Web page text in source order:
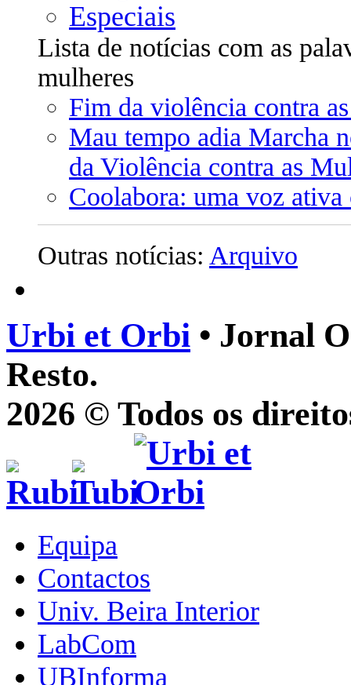
Especiais
Lista de notícias com as
mulheres
Fim da violência contra
Mau tempo adia Marcha
da Violência contra as
Coolabora: uma voz
Outras notícias: Arquivo
Urbi et Orbi • Jornal
Resto.
2026 © Todos os
Equipa
Contactos
Univ. Beira Interior
LabCom
UBInforma